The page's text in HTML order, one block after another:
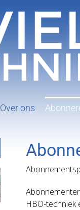
Over ons
HBO-techniek